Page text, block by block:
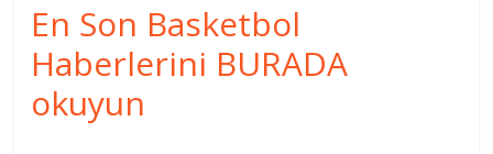
En Son Basketbol
Haberlerini BURADA
okuyun